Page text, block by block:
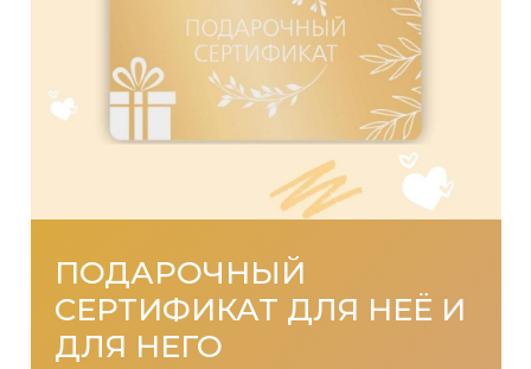
ПОДАРОЧНЫЙ
СЕРТИФИКАТ ДЛЯ НЕЁ И
ДЛЯ НЕГО